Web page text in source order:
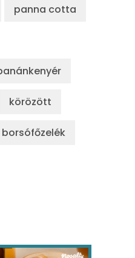
panna cotta
körözött
borsófőzelék